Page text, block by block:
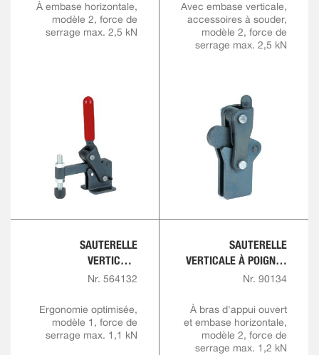
À embase horizontale,
modèle 2, force de
serrage max. 2,5 kN
Avec embase verticale,
accessoires à souder,
modèle 2, force de
serrage max. 2,5 kN
SAUTERELLE
VERTICALE
COMFORTLINE
Nr. 564132
Ergonomie optimisée,
modèle 1, force de
serrage max. 1,1 kN
SAUTERELLE
VERTICALE À POIGNÉE
ROUGE AVEC
SÉCURITÉ
Nr. 90134
À bras d'appui ouvert
et embase horizontale,
modèle 2, force de
serrage max. 1,2 kN